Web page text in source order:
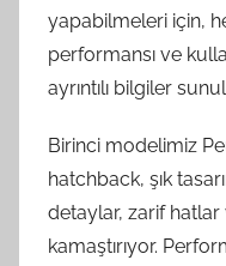
yapabilmeleri için,
performansı ve
ayrıntılı bilgiler
Birinci modelimiz
hatchback, şık
detaylar, zarif
kamaştırıyor.